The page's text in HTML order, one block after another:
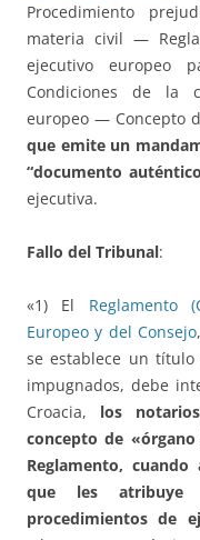
Procedimiento
materia civil —
ejecutivo europeo
Condiciones de la
europeo — Concepto
que emite un
“documento auténtico
ejecutiva.
Fallo del Tribunal:
«1) El Reglamento
Europeo y del Consejo
se establece un
impugnados, debe
Croacia, los
concepto de
Reglamento,
que les atribuye
procedimientos de